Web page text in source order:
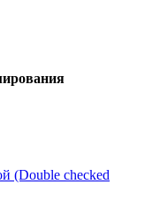
(Double checked